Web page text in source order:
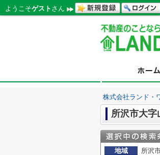
ようこそゲスト さん
株式会社ランド・
所沢市大字
地域
所沢